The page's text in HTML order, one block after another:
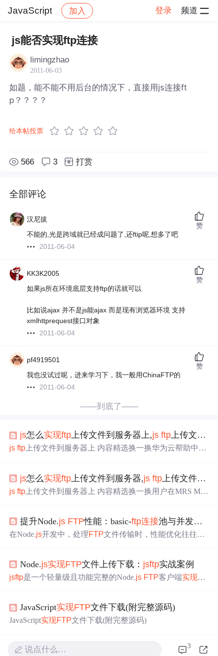
JavaScript 加入 登录 频道
社区 JavaScript 帖子详情
js能否实现ftp连接
limingzhao
2011-06-03
如题，能不能不用后台的情况下，直接用js连接ft
p？？？？
给本帖投票
566 3 打赏
全部评论
汉尼拔
不能的,光是跨域就已经成问题了,还ftip呢,想多了吧
2011-06-04
赞
KK3K2005
如果js所在环境底层支持ftp的话就可以
比如说ajax 并不是js能ajax 而是现有浏览器环境 支持
xmlhttprequest接口对象
2011-06-04
赞
pf4919501
我也没试过呢，进来学习下，我一般用ChinaFTP的
2011-06-04
赞
——到底了——
js怎么实现ftp上传文件到服务器上,js ftp上传文件到服务器上
js ftp 上传文件到服务器上 内容精选换一换华为云帮助中
档，帮助您快速上手使用华为云服务。已成功登录鲲鹏代
码迁移工具。只有管理员用户(portadmin)可以执行白名单
k。如果...
js怎么实现ftp 上传文件到服务器,js ftp 上传文件到服务器上
js ftp 上传文件到服务器上 内容精选换一换用户在MRS Man
理系统无法获取到MRS Manager系统的监控指标。无法连
接服务器。无法访问服务器上保存路径。上传监控指标文
开发过程中，您...
提升Node.js FTP性能：basic-ftp连接池与并发控制技巧
在Node.js开发中，处理FTP文件传输时，性能优化往往是
可能无法满足高并发场景需求。本文将分享如何通过连接
池管理和并发控制技巧，充分释放basic-ftp的性能潜力，让
Node.js实现FTP文件上传下载： jsftp实战案例
jsftp是一个轻量级且功能完整的Node.js FTP客户端实现，
更新、数据备份还是自动化文件传输，jsftp都能提供可靠
的FTP 协议支持。 ## 快速开始：jsftp
JavaScript实现FTP文件下载(附完整源码)
JavaScript实现FTP文件下载(附完整源码)
说点什么… 3